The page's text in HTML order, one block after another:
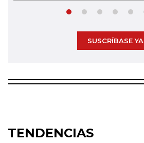
SUSCRÍBASE YA
TENDENCIAS